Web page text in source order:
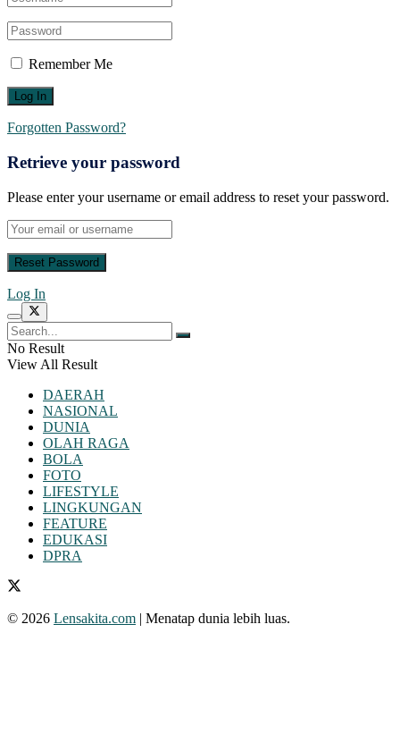
Remember Me
Forgotten Password?
Retrieve your password
Please enter your username or email address to reset your password.
Log In
No Result
View All Result
DAERAH
NASIONAL
DUNIA
OLAH RAGA
BOLA
FOTO
LIFESTYLE
LINGKUNGAN
FEATURE
EDUKASI
DPRA
© 2026 Lensakita.com | Menatap dunia lebih luas.